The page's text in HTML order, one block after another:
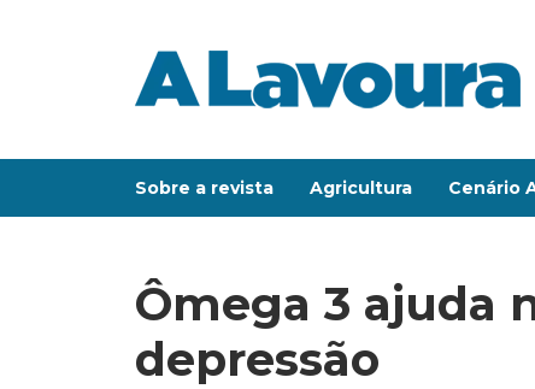
Sobre a revista Agricultura Cenário
Ômega 3 ajuda
depressão